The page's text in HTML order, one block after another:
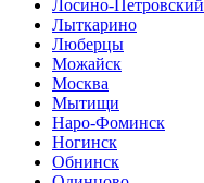
Лосино-Петровский
Лыткарино
Люберцы
Можайск
Москва
Мытищи
Наро-Фоминск
Ногинск
Обнинск